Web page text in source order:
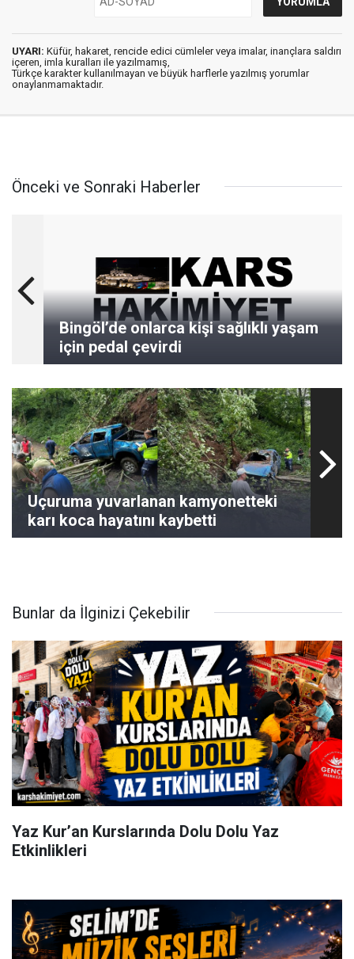
UYARI: Küfür, hakaret, rencide edici cümleler veya imalar, inançlara saldırı
içeren, imla kuralları ile yazılmamış,
Türkçe karakter kullanılmayan ve büyük harflerle yazılmış yorumlar
onaylanmamaktadır.
Önceki ve Sonraki Haberler
Bingöl’de onlarca kişi sağlıklı yaşam
için pedal çevirdi
Uçuruma yuvarlanan kamyonetteki
karı koca hayatını kaybetti
Bunlar da İlginizi Çekebilir
Yaz Kur’an Kurslarında Dolu Dolu Yaz
Etkinlikleri